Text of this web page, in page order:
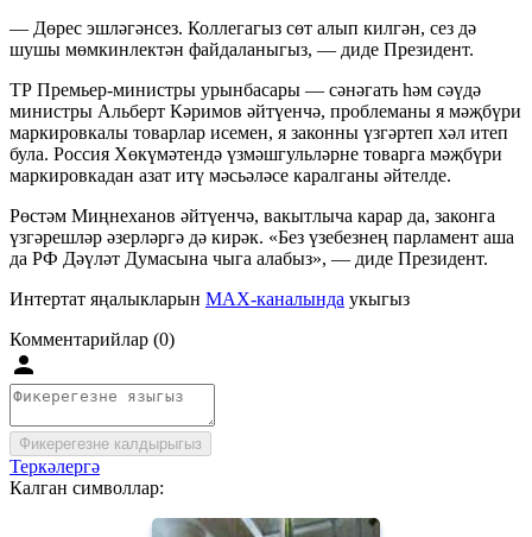
— Дөрес эшләгәнсез. Коллегагыз сөт алып килгән, сез дә
шушы мөмкинлектән файдаланыгыз, — диде Президент.
ТР Премьер-министры урынбасары — сәнәгать һәм сәүдә
министры Альберт Кәримов әйтүенчә, проблеманы я мәҗбүри
маркировкалы товарлар исемен, я законны үзгәртеп хәл итеп
була. Россия Хөкүмәтендә үзмәшгульләрне товарга мәҗбүри
маркировкадан азат итү мәсьәләсе каралганы әйтелде.
Рөстәм Миңнеханов әйтүенчә, вакытлыча карар да, законга
үзгәрешләр әзерләргә дә кирәк. «Без үзебезнең парламент аша
да РФ Дәүләт Думасына чыга алабыз», — диде Президент.
Интертат яңалыкларын MAX-каналында укыгыз
Комментарийлар (0)
Фикерегезне калдырыгыз
Теркәлергә
Калган символлар: